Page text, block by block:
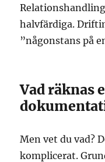
halvfärdiga.
”någonstans på
Vad räknas
Men vet du vad?
komplicerat.